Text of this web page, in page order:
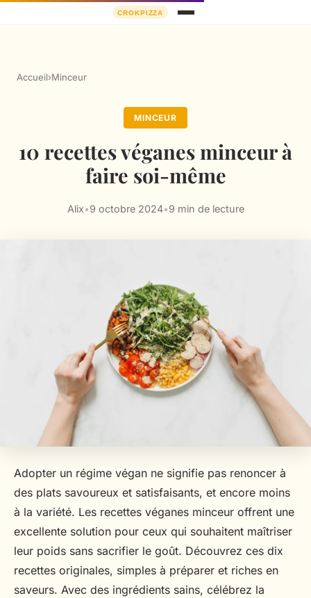
Accueil›Minceur
MINCEUR
10 recettes véganes minceur à
faire soi-même
Alix•9 octobre 2024•9 min de lecture
Adopter un régime végan ne signifie pas renoncer à
des plats savoureux et satisfaisants, et encore moins
à la variété. Les recettes véganes minceur offrent une
excellente solution pour ceux qui souhaitent maîtriser
leur poids sans sacrifier le goût. Découvrez ces dix
recettes originales, simples à préparer et riches en
saveurs. Avec des ingrédients sains, célébrez la